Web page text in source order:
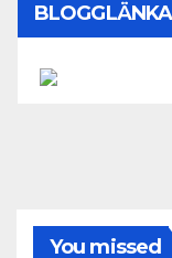
You missed